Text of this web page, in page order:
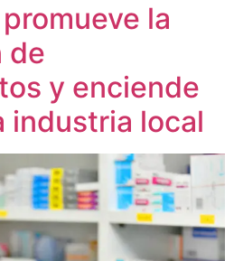
la
de
y enciende
industria local